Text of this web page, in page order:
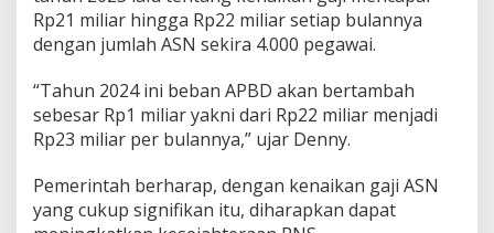
Rp21 miliar hingga Rp22 miliar setiap bulannya
dengan jumlah ASN sekira 4.000 pegawai.
“Tahun 2024 ini beban APBD akan bertambah
sebesar Rp1 miliar yakni dari Rp22 miliar menjadi
Rp23 miliar per bulannya,” ujar Denny.
Pemerintah berharap, dengan kenaikan gaji ASN
yang cukup signifikan itu, diharapkan dapat